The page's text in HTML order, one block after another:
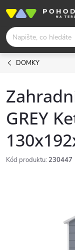
obsah
DOMKY
GREY
Kód produktu: 230447